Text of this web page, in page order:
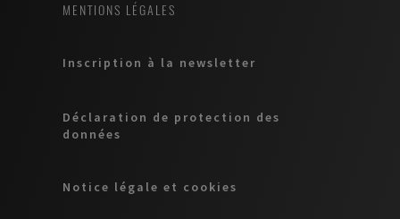
MENTIONS LÉGALES
Inscription à la newsletter
Déclaration de protection des
données
Notice légale et cookies